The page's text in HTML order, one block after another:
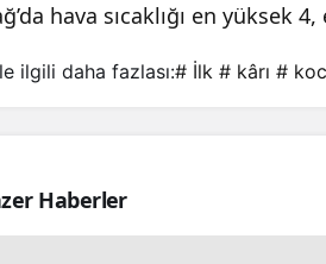
hava sıcaklığı en yüksek
ilgili daha fazlası:# İlk # kârı #
Haberler